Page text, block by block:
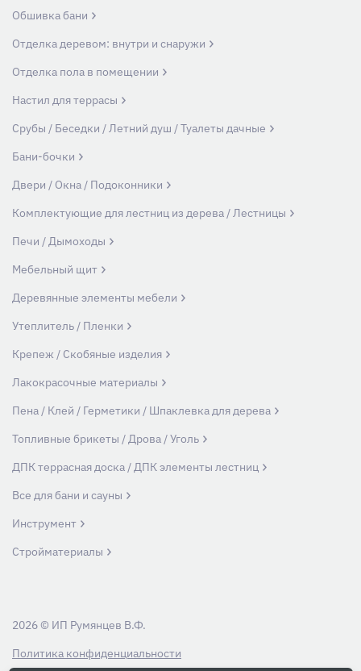
Обшивка бани
Отделка деревом: внутри и снаружи
Отделка пола в помещении
Настил для террасы
Срубы / Беседки / Летний душ / Туалеты дачные
Бани-бочки
Двери / Окна / Подоконники
Комплектующие для лестниц из дерева / Лестницы
Печи / Дымоходы
Мебельный щит
Деревянные элементы мебели
Утеплитель / Пленки
Крепеж / Скобяные изделия
Лакокрасочные материалы
Пена / Клей / Герметики / Шпаклевка для дерева
Топливные брикеты / Дрова / Уголь
ДПК террасная доска / ДПК элементы лестниц
Все для бани и сауны
Инструмент
Стройматериалы
Политика конфиденциальности
2026 © ИП Румянцев В.Ф.